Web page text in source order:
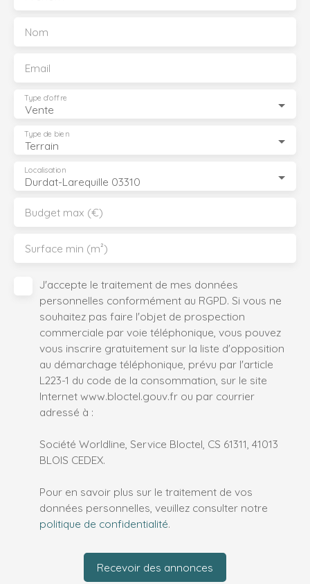
Nom
Email
Vente
Type d'offre
Terrain
Type de bien
Durdat-Larequille 03310
Localisation
Budget max (€)
Surface min (m²)
J'accepte le traitement de mes données
personnelles conformément au RGPD. Si vous ne
souhaitez pas faire l'objet de prospection
commerciale par voie téléphonique, vous pouvez
vous inscrire gratuitement sur la liste d'opposition
au démarchage téléphonique, prévu par l'article
L223-1 du code de la consommation, sur le site
Internet www.bloctel.gouv.fr ou par courrier
adressé à :
Société Worldline, Service Bloctel, CS 61311, 41013
BLOIS CEDEX.
Pour en savoir plus sur le traitement de vos
données personnelles, veuillez consulter notre
politique de confidentialité.
Recevoir des annonces